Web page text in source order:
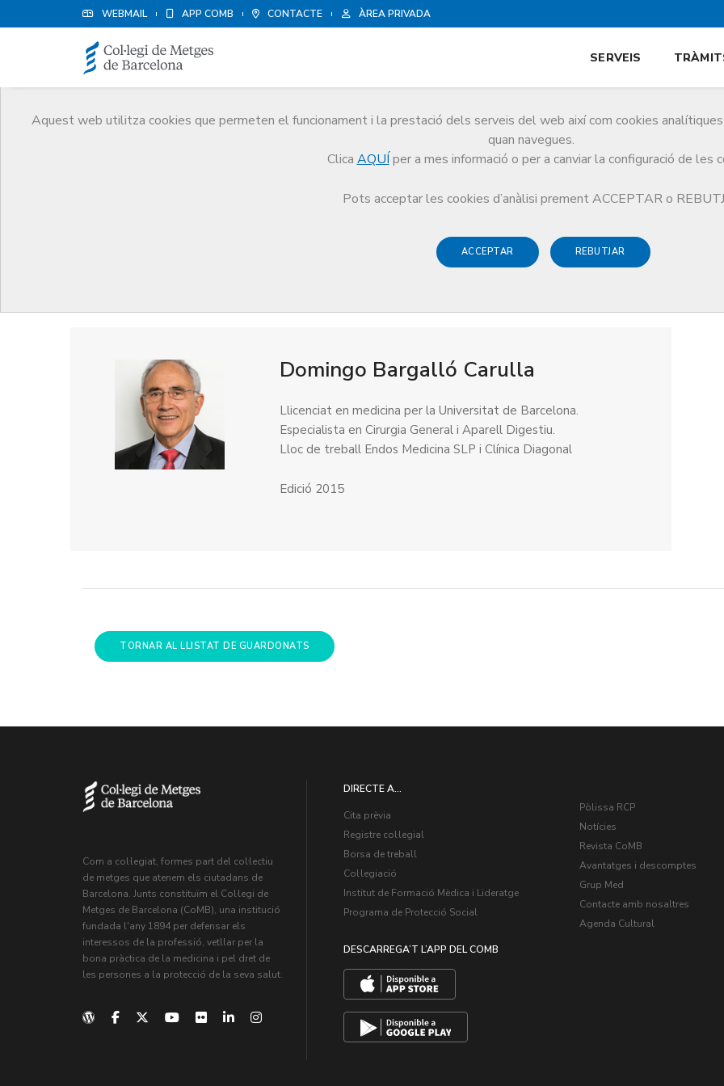
WEBMAIL APP COMB CONTACTE ÀREA PRIVADA
Aquest web utilitza cookies que permeten el funcionament i la prestació dels serveis del web així com cookies
quan navegues.
Clica AQUÍ per a mes informació o per a canviar la configuració de les
Pots acceptar les cookies d’anàlisi prement ACCEPTAR o
ACCEPTAR REBUTJAR
SERVEIS
Guardonat Edició 2015
Domingo Bargalló Carulla
Llicenciat en medicina per la Universitat de Barcelona.
Especialista en Cirurgia General i Aparell Digestiu.
Lloc de treball Endos Medicina SLP i Clínica Diagonal
Edició 2015
TORNAR AL LLISTAT DE GUARDONATS
Com a col·legiat, formes part del col·lectiu
de metges que atenem els ciutadans de
Barcelona. Junts constituïm el Col·legi de
Metges de Barcelona (CoMB), una institució
fundada l'any 1894 per defensar els
interessos de la professió, vetllar per la
bona pràctica de la medicina i pel dret de
les persones a la protecció de la seva salut.
DIRECTE A...
Cita prèvia
Registre col·legial
Borsa de treball
Col·legiació
Institut de Formació Mèdica i Lideratge
Programa de Protecció Social
DESCARREGA’T L’APP DEL COMB
Pòlissa RCP
Notícies
Revista CoMB
Avantatges i descomptes
Grup Med
Contacte amb nosaltres
Agenda Cultural